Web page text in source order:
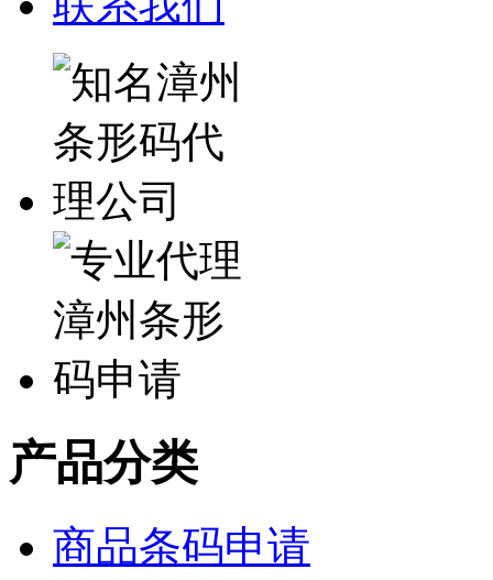
产品分类
商品条码申请